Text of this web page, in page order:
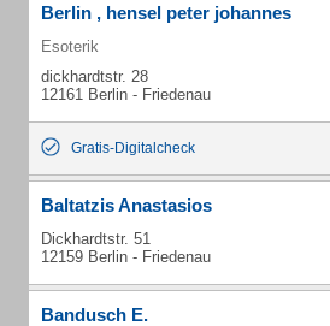
Berlin , hensel peter johannes
Esoterik
dickhardtstr. 28
12161 Berlin - Friedenau
Gratis-Digitalcheck
Baltatzis Anastasios
Dickhardtstr. 51
12159 Berlin - Friedenau
Bandusch E.